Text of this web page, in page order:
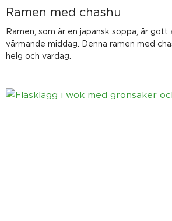
Ramen med chashu
Ramen, som är en japansk soppa, är gott
värmande middag. Denna ramen med
helg och vardag.